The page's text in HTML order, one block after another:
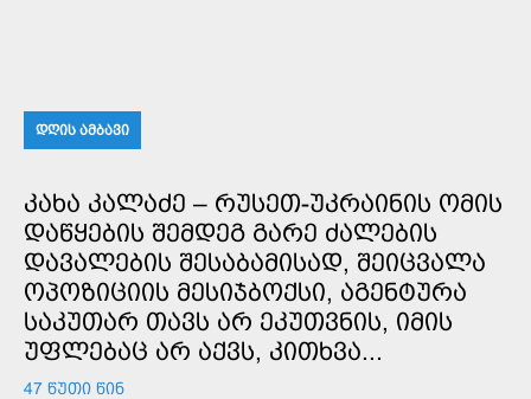
ᲓᲦᲘᲡ ᲐᲛᲑᲐᲕᲘ
ᲙᲐᲮᲐ ᲙᲐᲚᲐᲫᲔ – ᲠᲣᲡᲔᲗ-ᲣᲙᲠᲐᲘᲜᲘᲡ ᲝᲛᲘᲡ
ᲓᲐᲬᲧᲔᲑᲘᲡ ᲨᲔᲛᲓᲔᲒ ᲒᲐᲠᲔ ᲫᲐᲚᲔᲑᲘᲡ
ᲓᲐᲕᲐᲚᲔᲑᲘᲡ ᲨᲔᲡᲐᲑᲐᲛᲘᲡᲐᲓ, ᲨᲔᲘᲪᲕᲐᲚᲐ
ᲝᲞᲝᲖᲘᲪᲘᲘᲡ ᲛᲔᲡᲘᲯᲑᲝᲥᲡᲘ, ᲐᲒᲔᲜᲢᲣᲠᲐ
ᲡᲐᲙᲣᲗᲐᲠ ᲗᲐᲕᲡ ᲐᲠ ᲔᲙᲣᲗᲕᲜᲘᲡ, ᲘᲛᲘᲡ
ᲣᲤᲚᲔᲑᲐᲪ ᲐᲠ ᲐᲥᲕᲡ, ᲙᲘᲗᲮᲕᲐ...
47 ᲬᲣᲗᲘ ᲬᲘᲜ